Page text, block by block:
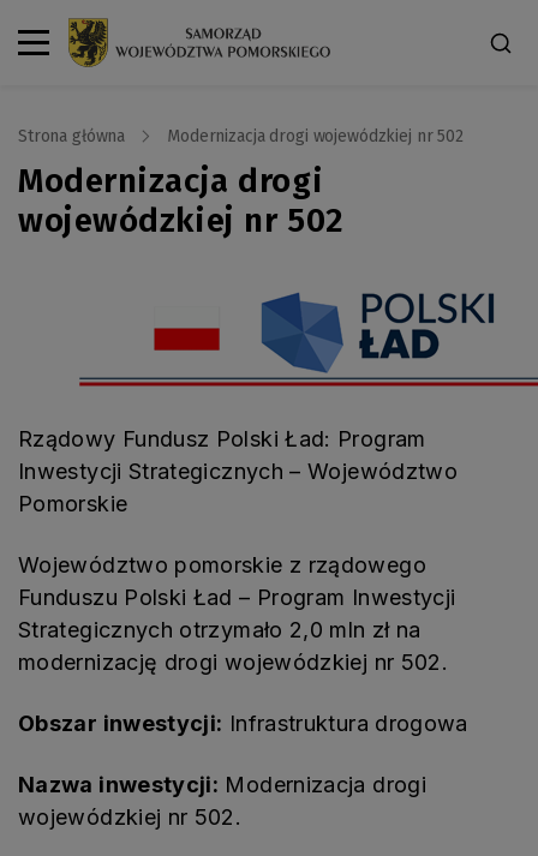
Strona główna Modernizacja drogi wojewódzkiej nr 502
Modernizacja drogi
wojewódzkiej nr 502
Rządowy Fundusz Polski Ład: Program
Inwestycji Strategicznych – Województwo
Pomorskie
Województwo pomorskie z rządowego
Funduszu Polski Ład – Program Inwestycji
Strategicznych otrzymało 2,0 mln zł na
modernizację drogi wojewódzkiej nr 502.
Obszar inwestycji: Infrastruktura drogowa
Nazwa inwestycji: Modernizacja drogi
wojewódzkiej nr 502.